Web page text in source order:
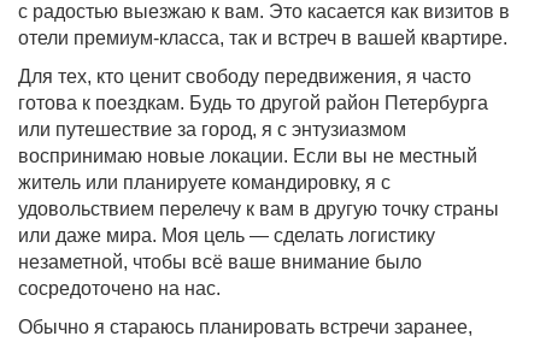
с радостью выезжаю к вам. Это касается как визитов в
отели премиум-класса, так и встреч в вашей квартире.
Для тех, кто ценит свободу передвижения, я часто
готова к поездкам. Будь то другой район Петербурга
или путешествие за город, я с энтузиазмом
воспринимаю новые локации. Если вы не местный
житель или планируете командировку, я с
удовольствием перелечу к вам в другую точку страны
или даже мира. Моя цель — сделать логистику
незаметной, чтобы всё ваше внимание было
сосредоточено на нас.
Обычно я стараюсь планировать встречи заранее,